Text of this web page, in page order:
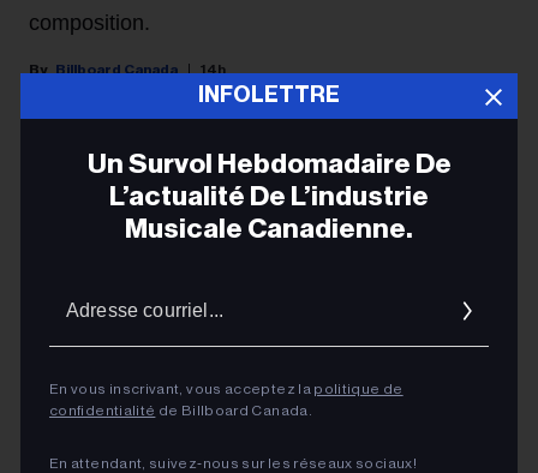
INFOLETTRE
Un Survol Hebdomadaire De
L’actualité De L’industrie
Musicale Canadienne.
En vous inscrivant, vous acceptez la politique de
confidentialité de Billboard Canada.
En attendant, suivez‑nous sur les réseaux sociaux!
composition.
Billboard Canada 14h
CONTENU PARTENAIRE
Billboard Canada et la SOCAN unissent leurs forces
pour mettre en lumière les femmes qui redéfinissent la
numériques.
LIRE PLUS